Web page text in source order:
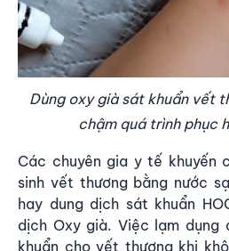
Dùng oxy già sát khuẩn vết
chậm quá trình phục
Các chuyên gia y tế khuyến
sinh vết thương bằng nước
hay dung dịch sát khuẩn
dịch Oxy già. Việc lạm dụng
khuẩn cho vết thương khi